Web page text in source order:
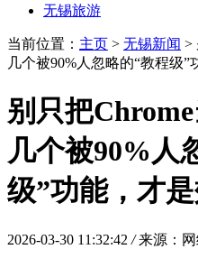
无锡旅游
当前位置： 主页 > 无锡新闻 >
几个被90%人忽略的“教程级
别只把
几个被90%人
级”功能，才
2026-03-30 11:32:42 / 来源：